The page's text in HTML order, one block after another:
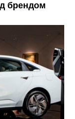
брендом